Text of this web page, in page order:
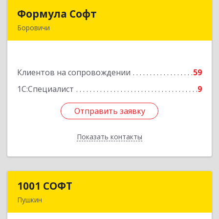
Формула Софт
Боровичи
Клиентов на сопровождении
59
1С:Специалист
9
Отправить заявку
Показать контакты
Подробнее
Отправить заявку
Назад
1001 СОФТ
Пушкин